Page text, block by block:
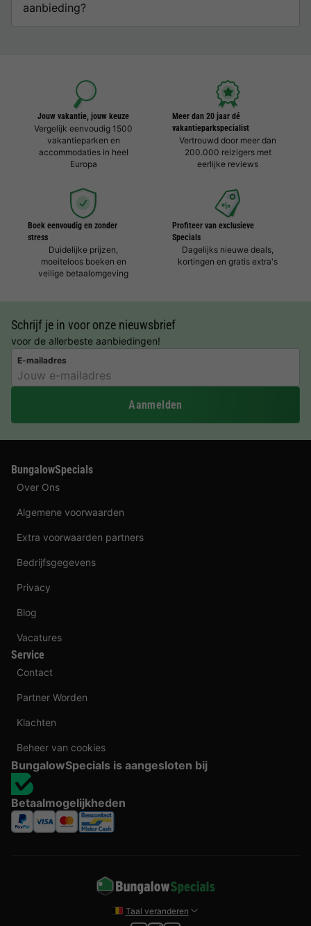
aanbieding?
Jouw vakantie, jouw keuze
Vergelijk eenvoudig 1500
vakantieparken en
accommodaties in heel
Europa
Meer dan 20 jaar dé
vakantieparkspecialist
Vertrouwd door meer dan
200.000 reizigers met
eerlijke reviews
Boek eenvoudig en zonder
stress
Duidelijke prijzen,
moeiteloos boeken en
veilige betaalomgeving
Profiteer van exclusieve
Specials
Dagelijks nieuwe deals,
kortingen en gratis extra's
Schrijf je in voor onze nieuwsbrief
voor de allerbeste aanbiedingen!
E-mailadres
Aanmelden
BungalowSpecials
Over Ons
Algemene voorwaarden
Extra voorwaarden partners
Bedrijfsgegevens
Privacy
Blog
Vacatures
Service
Contact
Partner Worden
Klachten
Beheer van cookies
BungalowSpecials is aangesloten bij
Betaalmogelijkheden
Taal veranderen